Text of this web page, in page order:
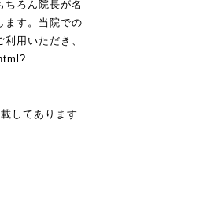
ちろん院長が名
ます。当院での
用いただき、
してあります